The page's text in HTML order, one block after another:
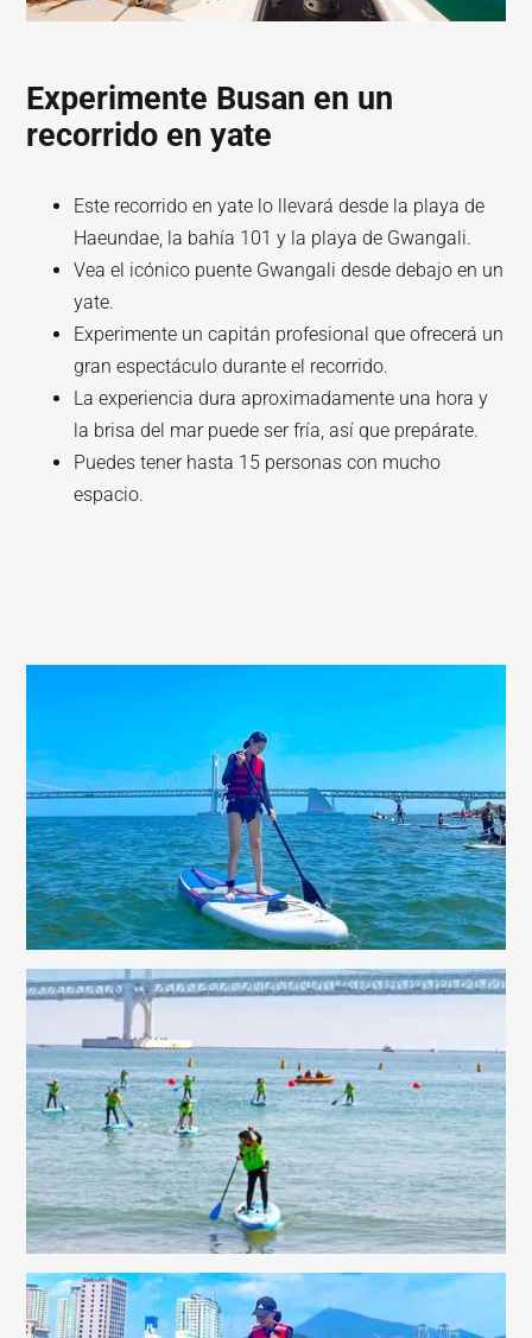
Experimente Busan en un
recorrido en yate
Este recorrido en yate lo llevará desde la playa de
Haeundae, la bahía 101 y la playa de Gwangali.
Vea el icónico puente Gwangali desde debajo en un
yate.
Experimente un capitán profesional que ofrecerá un
gran espectáculo durante el recorrido.
La experiencia dura aproximadamente una hora y
la brisa del mar puede ser fría, así que prepárate.
Puedes tener hasta 15 personas con mucho
espacio.